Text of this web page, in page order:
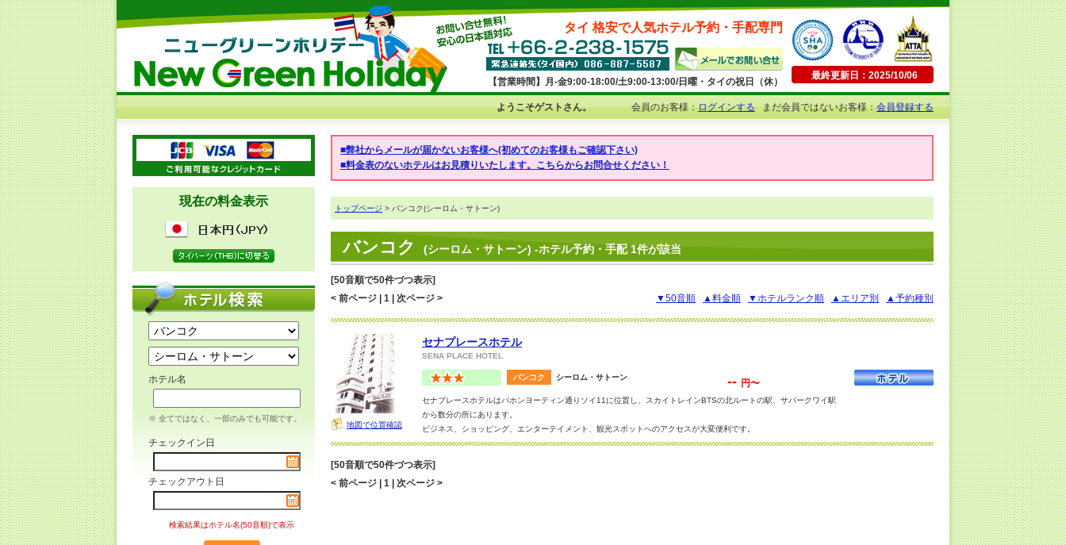
タイ 格安で人気ホテル予約・手配専門
【営業時間】月-金9:00-18:00/土9:00-13:00/日曜・タイの祝日（休）
最終更新日：2025/10/06
ようこそゲストさん。 会員のお客様：ログインするまだ会員ではないお客様：会員登録する
現在の料金表示
ホテル名
※ 全てではなく、一部のみでも可能です。
チェックイン日
チェックアウト日
検索結果はホテル名(50音順)で表示
■弊社からメールが届かないお客様へ(初めてのお客様もご確認下さい)
■料金表のないホテルはお見積りいたします。こちらからお問合せください！
トップページ > バンコク(シーロム・サトーン)
バンコク (シーロム・サトーン) -ホテル予約・手配 1件が該当
[50音順で50件づつ表示]
< 前ページ | 1 | 次ページ >
▼50音順 ▲料金順 ▼ホテルランク順 ▲エリア別 ▲予約種別
地図で位置確認
セナプレースホテル
SENA PLACE HOTEL
セナプレースホテルはパホンヨーティン通りソイ11に位置し、スカイトレインBTSの北ルートの駅、サパークワイ駅
から数分の所にあります。
ビジネス、ショッピング、エンターテイメント、観光スポットへのアクセスが大変便利です。
バンコク シーロム・サトーン -- 円〜
[50音順で50件づつ表示]
< 前ページ | 1 | 次ページ >